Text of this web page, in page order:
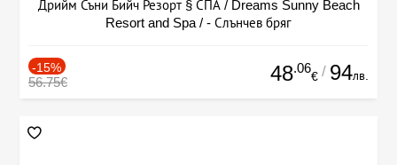
Дрийм Съни Бийч Резорт § СПА / Dreams Sunny Beach
Resort and Spa / - Слънчев бряг
-15%
56.75€ 48.06
€ / 94лв.